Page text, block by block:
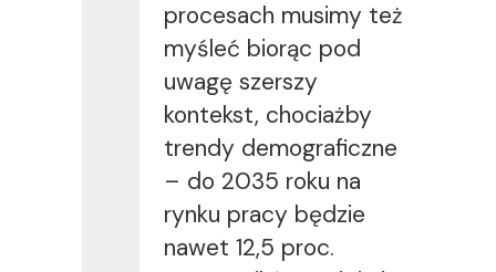
procesach musimy też
myśleć biorąc pod
uwagę szerszy
kontekst, chociażby
trendy demograficzne
– do 2035 roku na
rynku pracy będzie
nawet 12,5 proc.